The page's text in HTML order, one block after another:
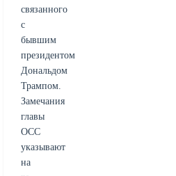
связанного
с
бывшим
президентом
Дональдом
Трампом.
Замечания
главы
OCC
указывают
на